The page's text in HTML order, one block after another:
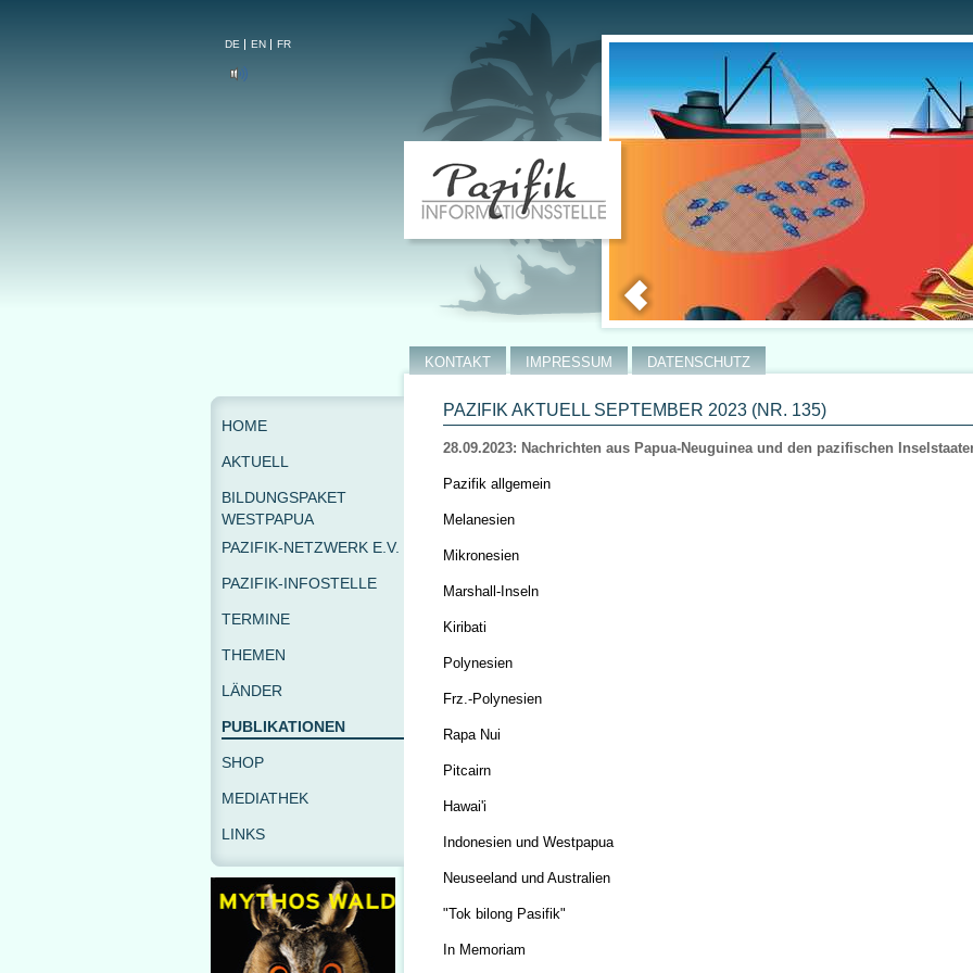
DE EN FR
PAZIFIK AKTUELL SEPTEMBER 2023 (NR. 135)
28.09.2023: Nachrichten aus Papua-Neuguinea und den pazifischen
Pazifik allgemein
Melanesien
Mikronesien
Marshall-Inseln
Kiribati
Polynesien
Frz.-Polynesien
Rapa Nui
Pitcairn
Hawai'i
Indonesien und Westpapua
Neuseeland und Australien
"Tok bilong Pasifik"
In Memoriam
KONTAKT IMPRESSUM DATENSCHUTZ
HOME
AKTUELL
BILDUNGSPAKET
WESTPAPUA
PAZIFIK-NETZWERK E.V.
PAZIFIK-INFOSTELLE
TERMINE
THEMEN
LÄNDER
PUBLIKATIONEN
SHOP
MEDIATHEK
LINKS